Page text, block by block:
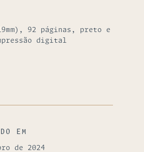
92 páginas, preto e
digital
EM
de 2024